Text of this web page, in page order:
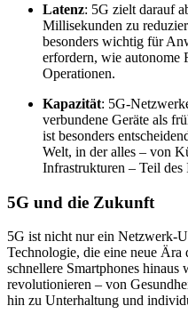
Latenz: 5G zielt darauf
Millisekunden zu
besonders wichtig für
erfordern, wie autonome
Operationen.
Kapazität: 5G-
verbundene Geräte als
ist besonders
Welt, in der alles – von
Infrastrukturen – Teil
5G und die Zukunft
5G ist nicht nur ein Netzwerk-
Technologie, die eine neue
schnellere Smartphones
revolutionieren – von
hin zu Unterhaltung und